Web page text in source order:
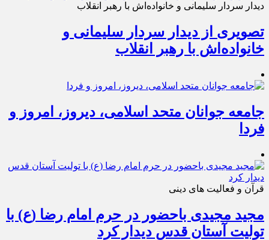
دیدار سردار سلیمانی و خانواده‌‌‌اش با رهبر انقلاب
تصویری از دیدار سردار سلیمانی و
خانواده‌‌‌اش با رهبر انقلاب
جامعه جوانان متحد اسلامی، دیروز، امروز و
فردا
قرآن و فعالیت های دینی
مجید مجیدی باحضور در حرم امام رضا (ع) با
تولیت آستان قدس دیدار کرد